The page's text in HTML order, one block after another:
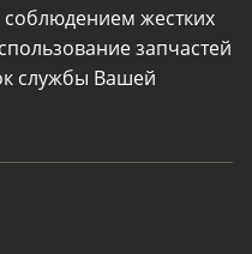
соблюдением жестких
запчастей
службы Вашей